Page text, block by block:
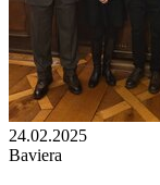
24.02.2025
Baviera